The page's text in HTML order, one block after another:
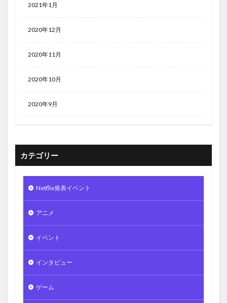
2021年1月
2020年12月
2020年11月
2020年10月
2020年9月
カテゴリー
Netflix発表イベント
アニメ
イベント
インタビュー
ゲーム